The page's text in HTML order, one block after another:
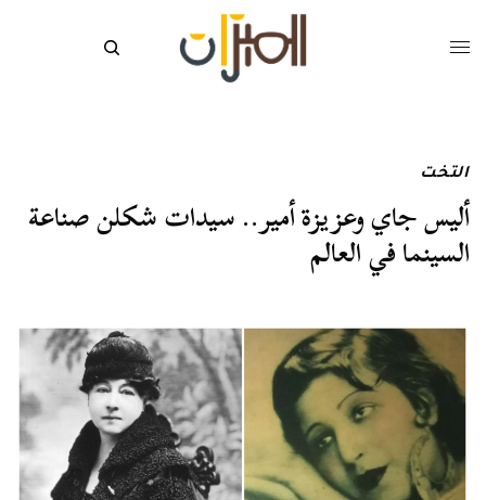
التخت
أليس جاي وعزيزة أمير.. سيدات شكلن صناعة
السينما في العالم